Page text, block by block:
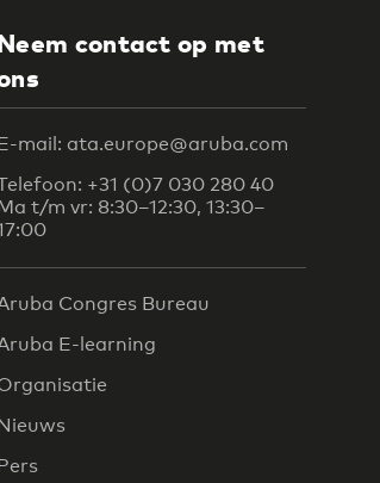
contact op met
mail: ata.europe@aruba.com
+31 (0)7 030 280 40
t/m vr: 8:30–12:30, 13:30–
Congres Bureau
E-learning